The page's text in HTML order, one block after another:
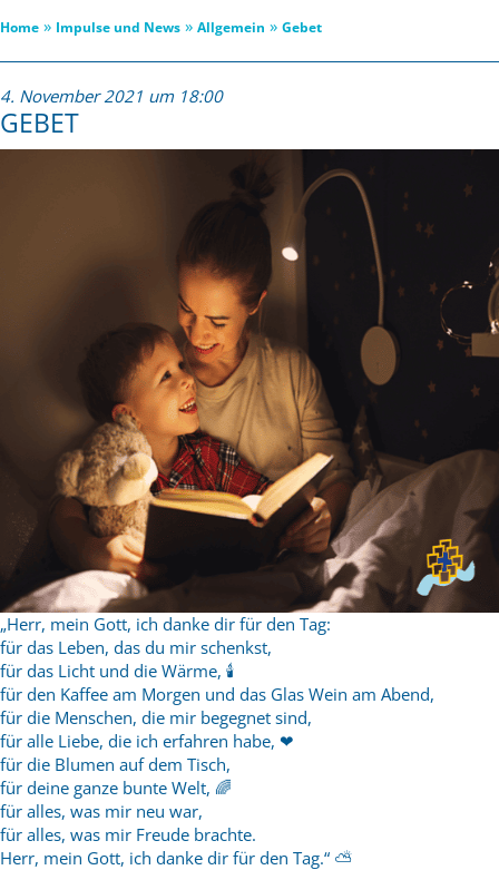
Home » Impulse und News » Allgemein » Gebet
4. November 2021 um 18:00
GEBET
„Herr, mein Gott, ich danke dir für den Tag:
für das Leben, das du mir schenkst,
für das Licht und die Wärme, 🕯
für den Kaffee am Morgen und das Glas Wein am Abend,
für die Menschen, die mir begegnet sind,
für alle Liebe, die ich erfahren habe, ❤
für die Blumen auf dem Tisch,
für deine ganze bunte Welt, 🌈
für alles, was mir neu war,
für alles, was mir Freude brachte.
Herr, mein Gott, ich danke dir für den Tag.“ ⛅️